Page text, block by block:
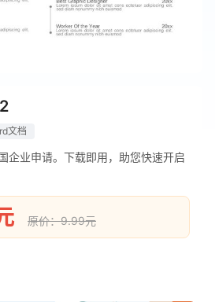
文档
企业申请。下载即用，助您快速开启
原价：9.99元